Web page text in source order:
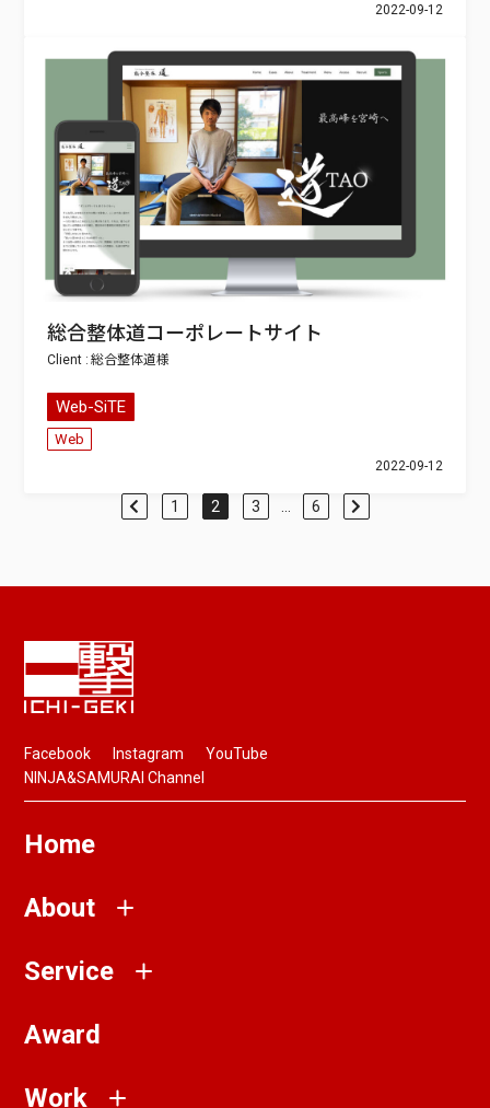
2022-09-12
総合整体道コーポレートサイト
総合整体道
Web-SiTE
Web
2022-09-12
1 2 3 6
Facebook Instagram
YouTube
NINJA&SAMURAI Channel
Home
About
Service
Award
Work